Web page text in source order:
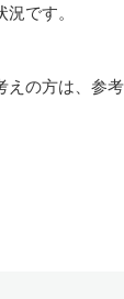
です。
えの方は、参